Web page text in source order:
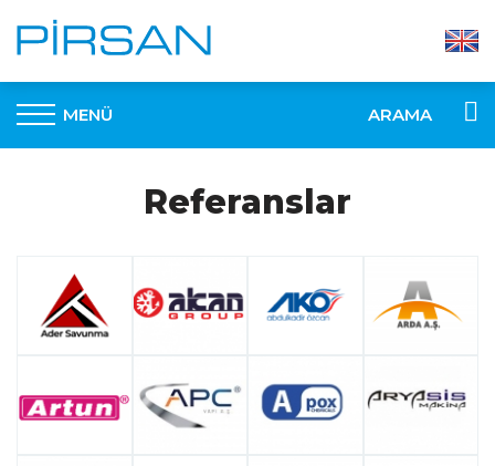
MENÜ ARAMA
Referanslar